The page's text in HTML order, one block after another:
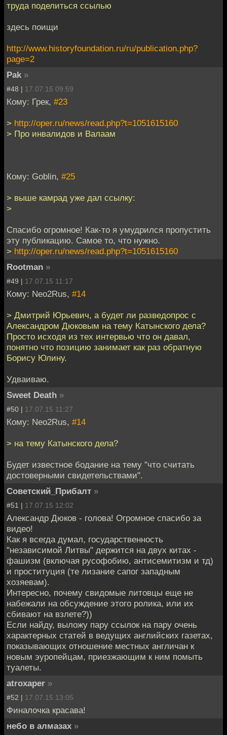
труда поделиться ссылью
здесь поищи
http://www.historyfoundation.ru/ru/publication.php?
page=2
Pak »
#48 | 17.07.15 09:59
Кому: Грек, #23
> http://oper.ru/news/read.php?t=1051615160
> Про инвалидов и Валаам
Кому: Goblin, #25
> выше камрад уже дал ссылку:
>
Спасибо огромное! Как-то я умудрился пропустить
эту публикацию. Самое то, что нужно.
> http://oper.ru/news/read.php?t=1051615160
Rootman »
#49 | 17.07.15 11:17
Кому: Neo2Rus, #14
> Дмитрий Юрьевич, а будет ли разведопрос с
Александром Дюковым на тему Катынского дела?
Просто исходя из тех интервью что он давал,
понятно что позицию занимает как раз обратную
Борису Юлину.
Удваиваю.
Sweet Death »
#50 | 17.07.15 11:27
Кому: Neo2Rus, #14
> на тему Катынского дела?
Будет известное бодание на тему "что считать
достоверными свидетельствами".
Советский_Прибалт »
#51 | 17.07.15 12:02
Александр Дюков - голова! Огромное спасибо за
видео!
Как я всегда думал, государственность
"независимой Литвы" держится на двух китах -
фашизм (включая русофобию, антисемитизм и тд)
и проституция (те лизание сапог западным
хозяевам).
Интересно, почему свидомые литовцы еще не
набежали на обсуждение этого ролика, или их
сбивают на взлете?))
Если найду, выложу пару ссылок на пару очень
характерных статей в ведущих английских газетах,
показывающих отношение местных англичан к
новым эуропейцам, приезжающим к ним помыть
туалеты.
atroxaper »
#52 | 17.07.15 13:05
Финалочка красава!
небо в алмазах »